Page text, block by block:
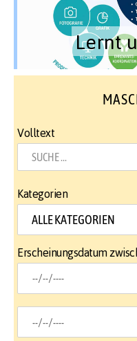
Lernt
Volltext
Kategorien
Erscheinungsdatum